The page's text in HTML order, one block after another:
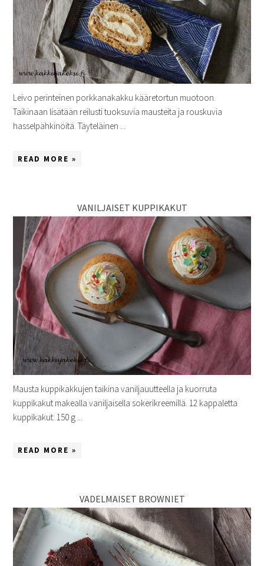
Leivo perinteinen porkkanakakku kääretortun muotoon.
Taikinaan lisätään reilusti tuoksuvia mausteita ja rouskuvia
hasselpähkinöitä. Täyteläinen ...
READ MORE »
VANILJAISET KUPPIKAKUT
Mausta kuppikakkujen taikina vaniljauutteella ja kuorruta
kuppikakut makealla vaniljaisella sokerikreemillä. 12 kappaletta
kuppikakut: 150 g ...
READ MORE »
VADELMAISET BROWNIET